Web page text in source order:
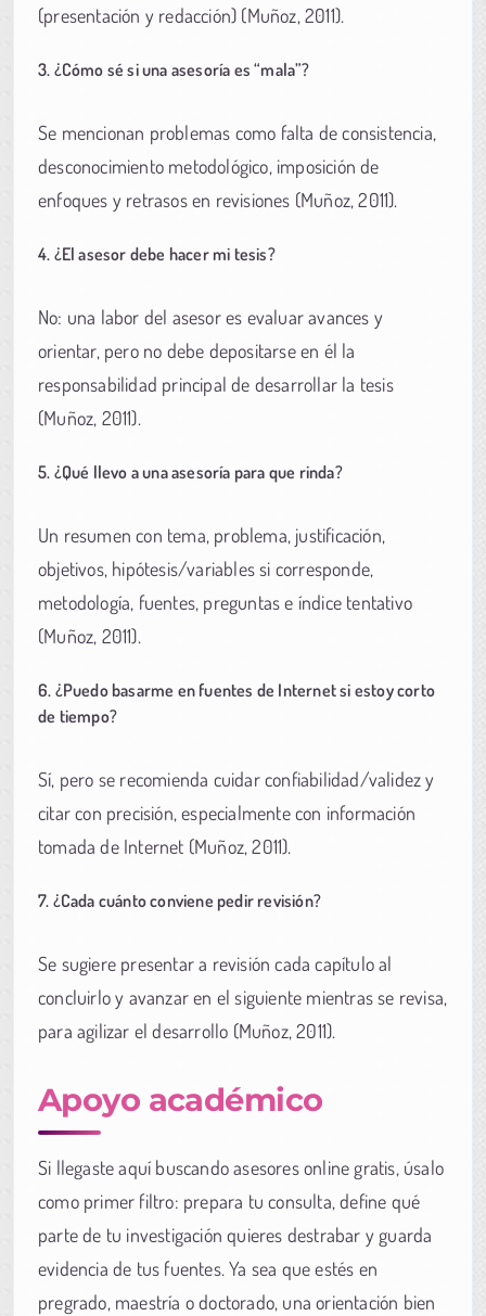
(presentación y redacción) (Muñoz, 2011).
3. ¿Cómo sé si una asesoría es “mala”?
Se mencionan problemas como falta de consistencia,
desconocimiento metodológico, imposición de
enfoques y retrasos en revisiones (Muñoz, 2011).
4. ¿El asesor debe hacer mi tesis?
No: una labor del asesor es evaluar avances y
orientar, pero no debe depositarse en él la
responsabilidad principal de desarrollar la tesis
(Muñoz, 2011).
5. ¿Qué llevo a una asesoría para que rinda?
Un resumen con tema, problema, justificación,
objetivos, hipótesis/variables si corresponde,
metodología, fuentes, preguntas e índice tentativo
(Muñoz, 2011).
6. ¿Puedo basarme en fuentes de Internet si estoy corto
de tiempo?
Sí, pero se recomienda cuidar confiabilidad/validez y
citar con precisión, especialmente con información
tomada de Internet (Muñoz, 2011).
7. ¿Cada cuánto conviene pedir revisión?
Se sugiere presentar a revisión cada capítulo al
concluirlo y avanzar en el siguiente mientras se revisa,
para agilizar el desarrollo (Muñoz, 2011).
Apoyo académico
Si llegaste aquí buscando asesores online gratis, úsalo
como primer filtro: prepara tu consulta, define qué
parte de tu investigación quieres destrabar y guarda
evidencia de tus fuentes. Ya sea que estés en
pregrado, maestría o doctorado, una orientación bien